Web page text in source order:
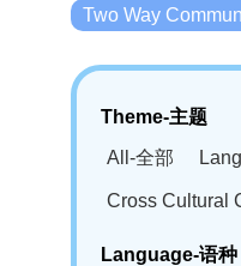
Two Way
Theme-主题
All-全部
Cross Cultural
Language-语种